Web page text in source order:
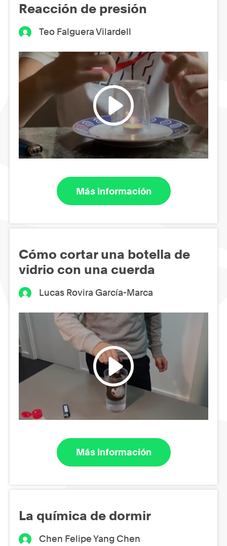
Reacción de presión
Teo Falguera Vilardell
Más información
Cómo cortar una botella de
vidrio con una cuerda
Lucas Rovira García-Marca
Más información
La química de dormir
Chen Felipe Yang Chen